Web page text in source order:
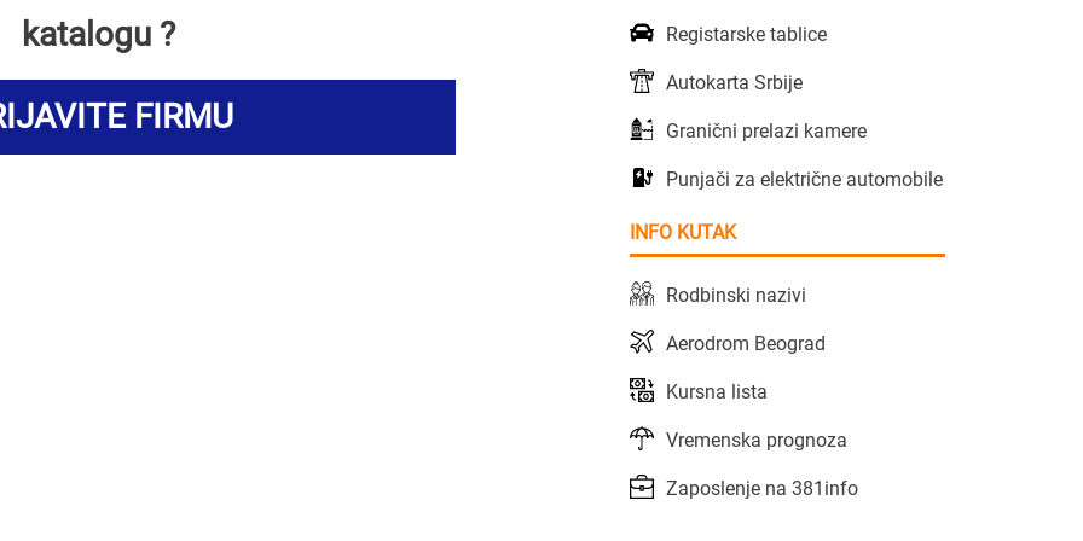
katalogu ?
FIRMU
Registarske tablice
Autokarta Srbije
Granični prelazi kamere
Punjači za električne automobile
INFO KUTAK
Rodbinski nazivi
Aerodrom Beograd
Kursna lista
Vremenska prognoza
Zaposlenje na 381info